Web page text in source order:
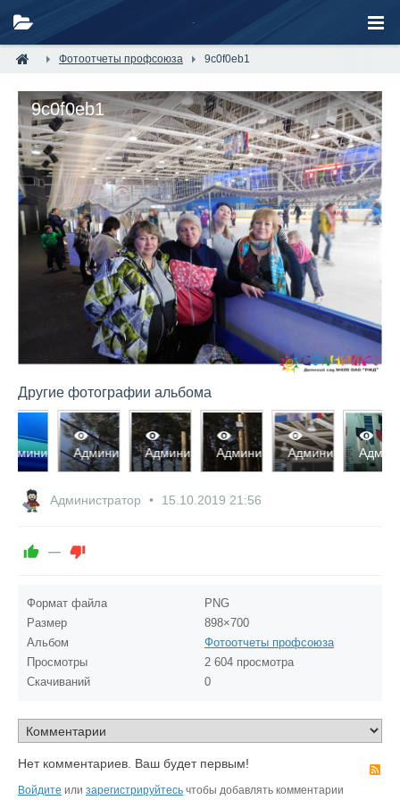
Фотоотчеты профсоюза 9c0f0eb1
9c0f0eb1
Другие фотографии альбома
2616
0
Администратор2647
0
Администратор2656
0
Администратор2655
0
Администратор2663
0
Администратор 15.10.2019 21:56
—
Формат файла
PNG
Размер
898×700
Альбом
Фотоотчеты профсоюза
Просмотры
2 604 просмотра
Скачиваний
0
Нет комментариев. Ваш будет первым!
Войдите или зарегистрируйтесь чтобы добавлять комментарии